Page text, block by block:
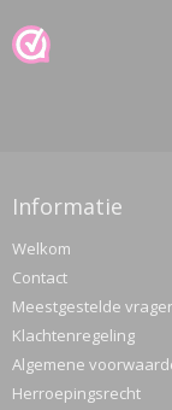
Informatie
Welkom
Contact
Meestgestelde
Klachtenregeling
Algemene
Herroepingsrecht